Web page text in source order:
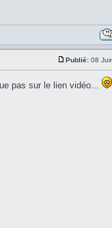
Publié:08
pas sur le lien vidéo...